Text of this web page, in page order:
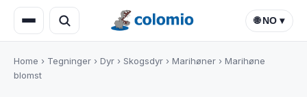
🌐 NO ▾
Home › Tegninger › Dyr › Skogsdyr › Marihøner › Marihøne
blomst